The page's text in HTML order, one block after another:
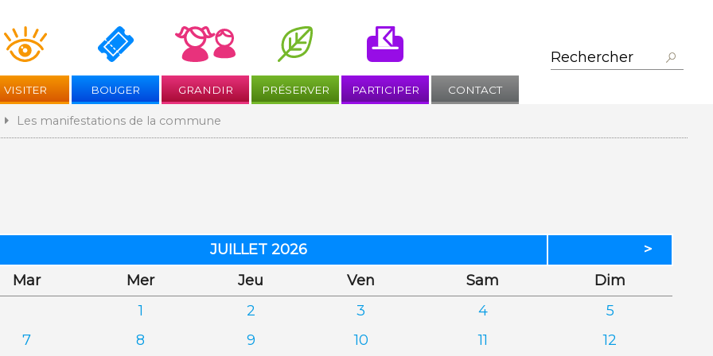
au
contenu
VISITER BOUGER GRANDIR PRÉSERVER PARTICIPER CONTACT
Les manifestations de la commune
JUILLET 2026
>
Mardi Mercredi Jeu Ven Sam Dim
1
2 3 4
5
7 8 9 10 11
12